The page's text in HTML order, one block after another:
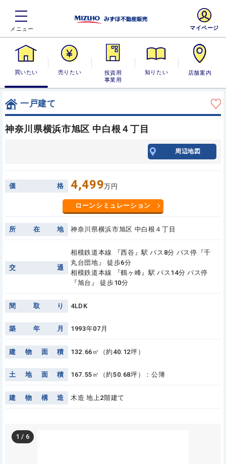
買いたい 売りたい
投資用・事業
用
知りたい 店舗案内
マイページ
一戸建て
神奈川県横浜市旭区 中白根４丁目
周辺地図
価 格 4,499万円
ローンシミュレーション
所 在 地 神奈川県横浜市旭区 中白根４丁目
交 通
相模鉄道本線 『西谷』駅 バス8分 バス停『千
丸台団地』 徒歩6分
相模鉄道本線 『鶴ヶ峰』駅 バス14分 バス停
『旭台』 徒歩10分
間 取 り 4LDK
築 年 月 1993年07月
建 物 面 積 132.66㎡（約40.12坪）
土 地 面 積 167.55㎡（約50.68坪）：公簿
建 物 構 造 木造 地上2階建て
1 / 6